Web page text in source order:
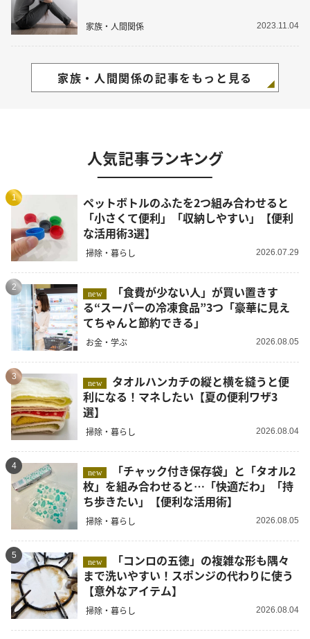
家族・人間関係 2023.11.04
家族・人間関係の記事をもっと見る
人気記事ランキング
1
ペットボトルのふたを2つ組み合わせると
「小さくて便利」「収納しやすい」【便利
な活用術3選】
掃除・暮らし 2026.07.29
2
new
る“スーパーの冷凍食品”3つ「豪華に見え
てちゃんと節約できる」
お金・学ぶ 2026.08.05
3
new
利になる！マネしたい【夏の便利ワザ3
選】
掃除・暮らし 2026.08.04
4
new
枚」を組み合わせると…「快適だわ」「持
ち歩きたい」【便利な活用術】
掃除・暮らし 2026.08.05
5
new
まで洗いやすい！スポンジの代わりに使う
【意外なアイテム】
掃除・暮らし 2026.08.04